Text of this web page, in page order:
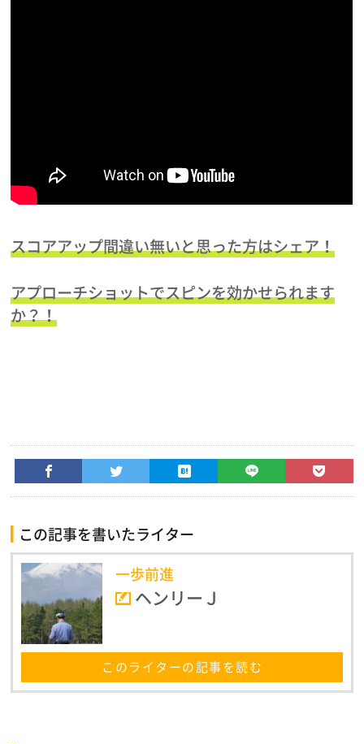
スコアアップ間違い無いと思った方はシェア！
アプローチショットでスピンを効かせられます
か？！
この記事を書いたライター
一歩前進
ヘンリーＪ
このライターの記事を読む